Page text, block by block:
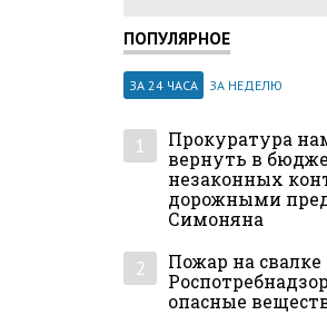
ПОПУЛЯРНОЕ
ЗА 24 ЧАСА ЗА НЕДЕЛЮ
1
Прокуратура
вернуть в
незаконных
дорожными
Симоняна
2
Пожар на свалке
опасные